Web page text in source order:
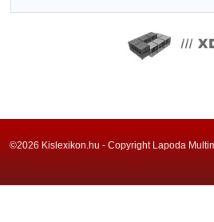
©2026 Kislexikon.hu - Copyright Lapoda